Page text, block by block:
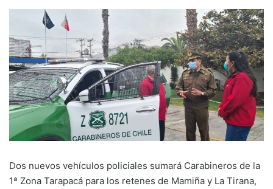
Dos nuevos vehículos policiales sumará Carabineros de la
1ª Zona Tarapacá para los retenes de Mamiña y La Tirana,